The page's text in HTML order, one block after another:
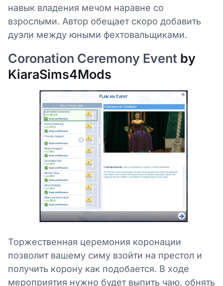
навык владения мечом наравне со
взрослыми. Автор обещает скоро добавить
дуэли между юными фехтовальщиками.
Coronation Ceremony Event by
KiaraSims4Mods
Торжественная церемония коронации
позволит вашему симу взойти на престол и
получить корону как подобается. В ходе
мероприятия нужно будет выпить чаю, обнять